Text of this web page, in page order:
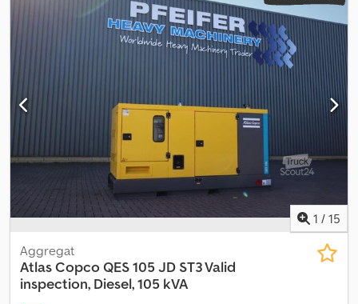
1 / 15
Aggregat
Atlas CopcoQES 105 JD ST3 Valid
inspection, Diesel, 105 kVA